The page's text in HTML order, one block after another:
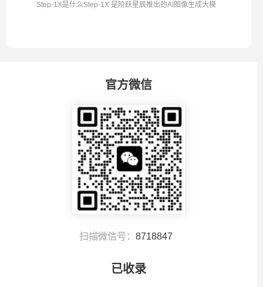
Step-1X是什么Step-1X 是阶跃星辰推出的AI图像生成大模
官方微信
扫描微信号： 8718847
已收录